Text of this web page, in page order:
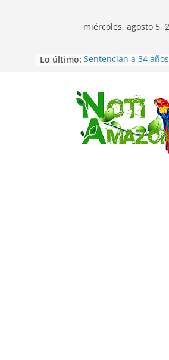
Saltar
miércoles, agosto 5,
Lo último: Sentencian a 34
Vozinha, el arquero
cabo Verde, ya llegó
incorporarse a Colo
Pastaza: la parroquia
Agosto eligió a su
La “deuda de